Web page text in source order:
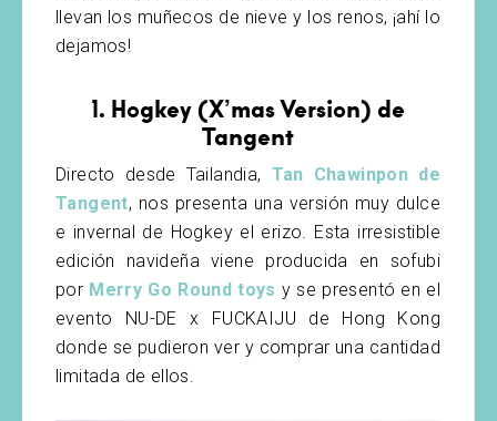
llevan los muñecos de nieve y los renos, ¡ahí lo
dejamos!
1. Hogkey (X’mas Version) de
Tangent
Directo desde Tailandia, Tan Chawinpon de
Tangent, nos presenta una versión muy dulce
e invernal de Hogkey el erizo. Esta irresistible
edición navideña viene producida en sofubi
por Merry Go Round toys y se presentó en el
evento NU-DE x FUCKAIJU de Hong Kong
donde se pudieron ver y comprar una cantidad
limitada de ellos.